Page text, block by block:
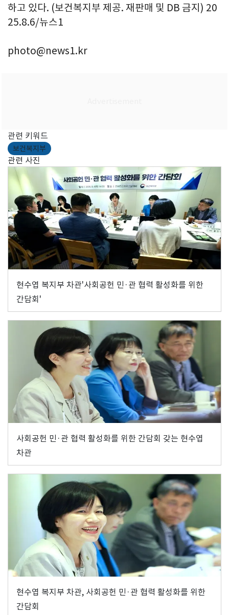
하고 있다. (보건복지부 제공. 재판매 및 DB 금지) 20
25.8.6/뉴스1
photo@news1.kr
관련 키워드
보건복지부
관련 사진
현수엽 복지부 차관'사회공헌 민·관 협력 활성화를 위한
간담회'
사회공헌 민·관 협력 활성화를 위한 간담회 갖는 현수엽
차관
현수엽 복지부 차관, 사회공헌 민·관 협력 활성화를 위한
간담회